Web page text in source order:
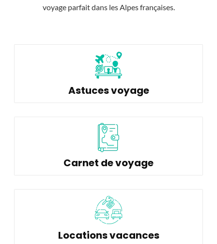
voyage parfait dans les Alpes françaises.
Astuces voyage
Carnet de voyage
Locations vacances